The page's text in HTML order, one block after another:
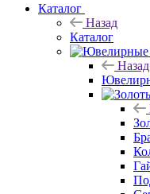
Каталог
Назад
Каталог
Назад